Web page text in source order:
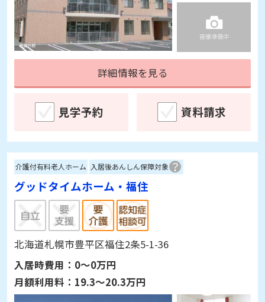
詳細情報を見る
見学予約 資料請求
介護付有料老人ホーム 入居後あんしん保障対象
グッドタイムホーム・福住
北海道札幌市豊平区福住2条5-1-36
入居時費用： 0～0万円
月額利用料： 19.3～20.3万円